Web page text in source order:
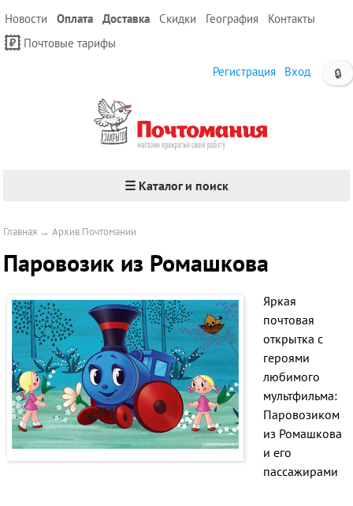
Новости Оплата Доставка Скидки География
Контакты
Почтовые тарифы
🔒
Регистрация Вход
☰ Каталог и поиск
Главная →Архив Почтомании
Паровозик из Ромашкова
Яркая
почтовая
открытка с
героями
любимого
мультфильма:
Паровозиком
из Ромашкова
и его
пассажирами